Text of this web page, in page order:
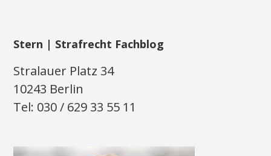
Stern | Strafrecht Fachblog
Stralauer Platz 34
10243 Berlin
Tel: 030 / 629 33 55 11